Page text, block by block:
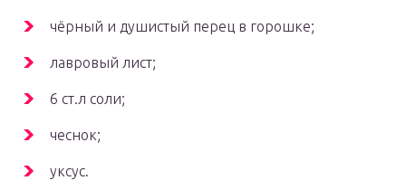
чёрный и душистый перец в горошке;
лавровый лист;
6 ст.л соли;
чеснок;
уксус.